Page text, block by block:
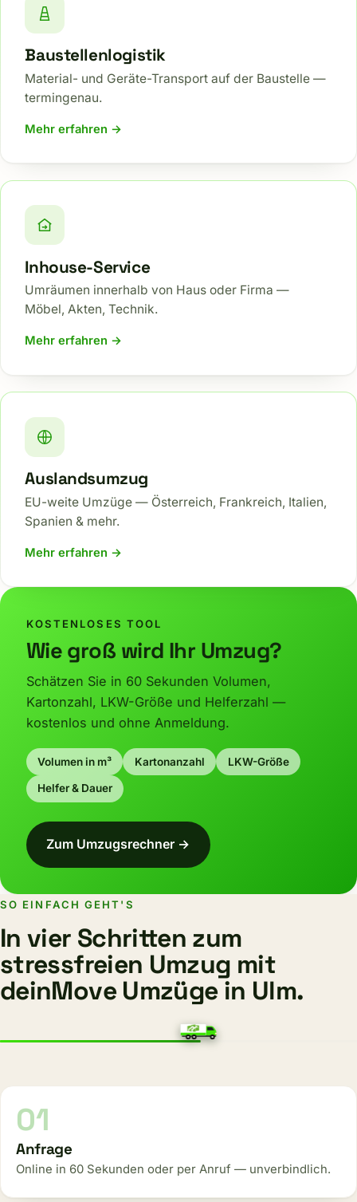
Baustellenlogistik
Material- und Geräte-Transport auf der Baustelle —
termingenau.
Mehr erfahren →
Inhouse-Service
Umräumen innerhalb von Haus oder Firma —
Möbel, Akten, Technik.
Mehr erfahren →
Auslandsumzug
EU-weite Umzüge — Österreich, Frankreich, Italien,
Spanien & mehr.
Mehr erfahren →
KOSTENLOSES TOOL
Wie groß wird Ihr Umzug?
Schätzen Sie in 60 Sekunden Volumen,
Kartonzahl, LKW-Größe und Helferzahl —
kostenlos und ohne Anmeldung.
Volumen in m³ Kartonanzahl LKW-Größe
Helfer & Dauer
Zum Umzugsrechner →
SO EINFACH GEHT'S
In vier Schritten zum
stressfreien Umzug mit
deinMove Umzüge in Ulm.
Anfrage
Online in 60 Sekunden oder per Anruf — unverbindlich.